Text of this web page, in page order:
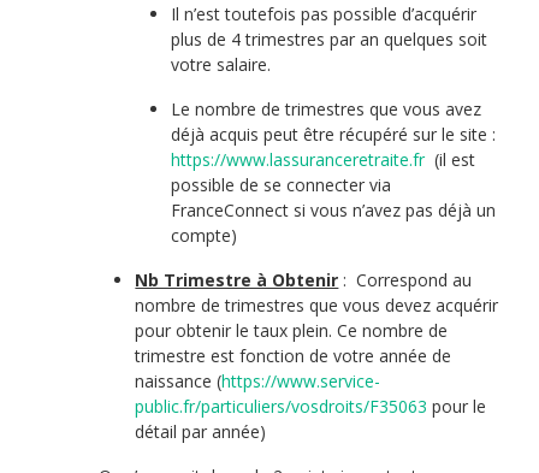
Il n’est toutefois pas possible d’acquérir
plus de 4 trimestres par an quelques soit
votre salaire.
Le nombre de trimestres que vous avez
déjà acquis peut être récupéré sur le site :
https://www.lassuranceretraite.fr(il est
possible de se connecter via
FranceConnect si vous n’avez pas déjà un
compte)
Nb Trimestre à Obtenir : Correspond au
nombre de trimestres que vous devez acquérir
pour obtenir le taux plein. Ce nombre de
trimestre est fonction de votre année de
naissance (https://www.service-
public.fr/particuliers/vosdroits/F35063 pour le
détail par année)